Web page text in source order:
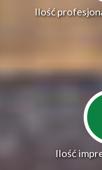
Ilość
Ilość